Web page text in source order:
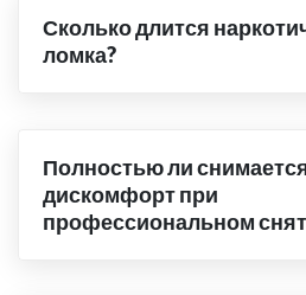
Сколько длится
ломка?
Полностью ли
дискомфорт при
профессиональном